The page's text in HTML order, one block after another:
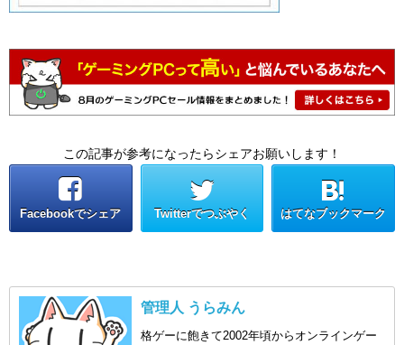
この記事が参考になったらシェアお願いします！
Facebookでシェア Twitterでつぶやく はてなブックマーク
管理人 うらみん
格ゲーに飽きて2002年頃からオンラインゲー